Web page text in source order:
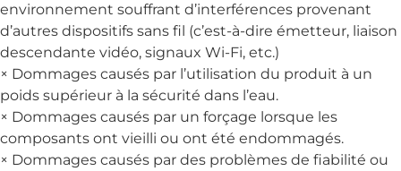
environnement souffrant d’interférences provenant
d’autres dispositifs sans fil (c’est-à-dire émetteur, liaison
descendante vidéo, signaux Wi-Fi, etc.)
× Dommages causés par l’utilisation du produit à un
poids supérieur à la sécurité dans l’eau.
× Dommages causés par un forçage lorsque les
composants ont vieilli ou ont été endommagés.
× Dommages causés par des problèmes de fiabilité ou